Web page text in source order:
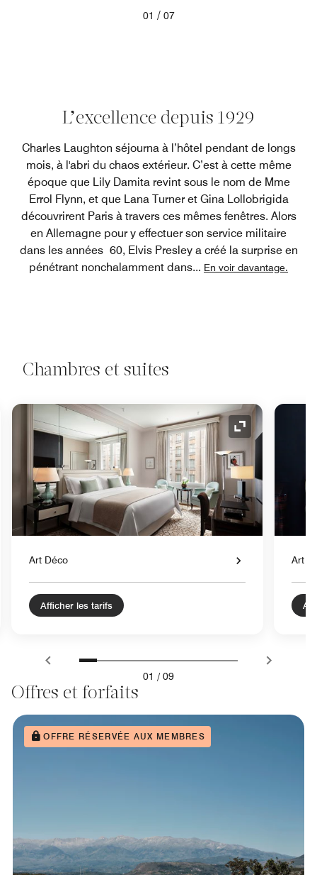
01 / 07
L’excellence depuis 1929
Charles Laughton séjourna à l’hôtel pendant de longs
mois, à l'abri du chaos extérieur. C’est à cette même
époque que Lily Damita revint sous le nom de Mme
Errol Flynn, et que Lana Turner et Gina Lollobrigida
découvrirent Paris à travers ces mêmes fenêtres. Alors
en Allemagne pour y effectuer son service militaire
dans les années 60, Elvis Presley a créé la surprise en
pénétrant nonchalamment dans... En voir davantage.
Chambres et suites
de développement Icône de
Art Déco
Afficher les tarifs
Art
01 / 09
Offres et forfaits
OFFRE RÉSERVÉE AUX MEMBRES